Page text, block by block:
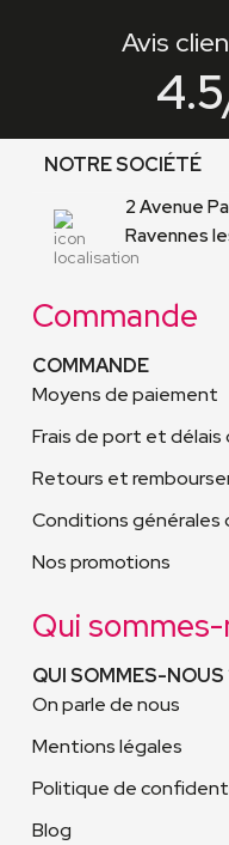
Avis
4.5
NOTRE SOCIÉTÉ
2 Avenue
Ravennes
Commande
COMMANDE
Conditions générales
Moyens de paiement
Frais de port et délais
Retours et
Nos promotions
Qui sommes-
QUI SOMMES-NOUS
Mentions légales
Politique de
On parle de nous
Blog